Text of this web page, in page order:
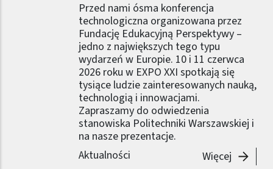
Przed nami ósma konferencja
technologiczna organizowana przez
Fundację Edukacyjną Perspektywy –
jedno z największych tego typu
wydarzeń w Europie. 10 i 11 czerwca
2026 roku w EXPO XXI spotkają się
tysiące ludzie zainteresowanych nauką,
technologią i innowacjami.
Zapraszamy do odwiedzenia
stanowiska Politechniki Warszawskiej i
na nasze prezentacje.
Aktualności
Więcej